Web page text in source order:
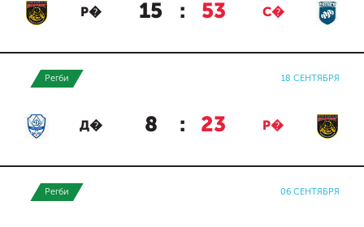
Р� 15 : 53 С�
Регби 18 СЕНТЯБРЯ
Д� 8 : 23 Р�
Регби 06 СЕНТЯБРЯ